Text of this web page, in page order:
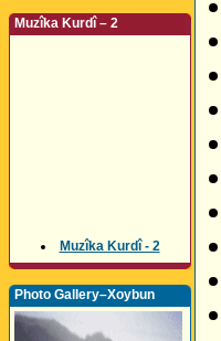
Muzîka Kurdî – 2
Muzîka Kurdî - 2
Photo Gallery–Xoybun